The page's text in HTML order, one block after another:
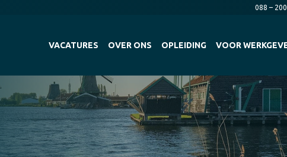
088 –
VACATURES OVER ONS OPLEIDING VOOR